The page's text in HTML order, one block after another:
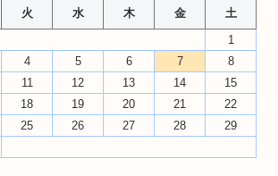
火 水 木 金
土
1
4 5 6 7
8
11 12 13 14
15
18 19 20 21
22
25 26 27 28
29